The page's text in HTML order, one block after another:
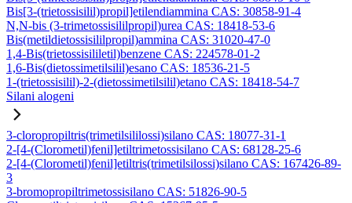
Bis[3-(trietossisilil)propil]etilendiammina CAS: 30858-91-4
N,N-bis (3-trimetossisililpropil)urea CAS: 18418-53-6
Bis(metildietossisililpropil)ammina CAS: 31020-47-0
1,4-Bis(trietossisililetil)benzene CAS: 224578-01-2
1,6-Bis(dietossimetilsilil)esano CAS: 18536-21-5
1-(trietossisilil)-2-(dietossimetilsilil)etano CAS: 18418-54-7
Silani alogeni
3-cloropropiltris(trimetilsililossi)silano CAS: 18077-31-1
2-[4-(Clorometil)fenil]etiltrimetossisilano CAS: 68128-25-6
2-[4-(Clorometil)fenil]etiltris(trimetilsilossi)silano CAS: 167426-89-
3
3-bromopropiltrimetossisilano CAS: 51826-90-5